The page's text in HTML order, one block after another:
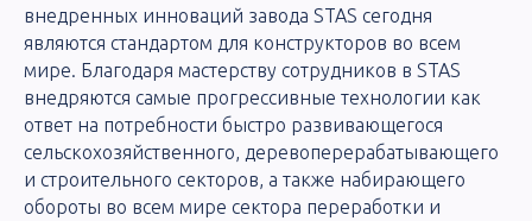
внедренных инноваций завода STAS сегодня
являются стандартом для конструкторов во всем
мире. Благодаря мастерству сотрудников в STAS
внедряются самые прогрессивные технологии как
ответ на потребности быстро развивающегося
сельскохозяйственного, деревоперерабатывающего
и строительного секторов, а также набирающего
обороты во всем мире сектора переработки и